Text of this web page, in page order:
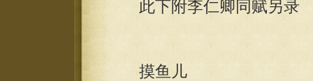
此下附李仁卿同赋另录
摸鱼儿